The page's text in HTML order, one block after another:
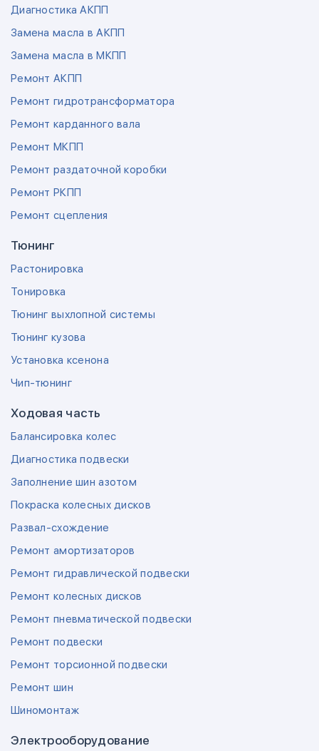
Диагностика АКПП
Замена масла в АКПП
Замена масла в МКПП
Ремонт АКПП
Ремонт гидротрансформатора
Ремонт карданного вала
Ремонт МКПП
Ремонт раздаточной коробки
Ремонт РКПП
Ремонт сцепления
Тюнинг
Растонировка
Тонировка
Тюнинг выхлопной системы
Тюнинг кузова
Установка ксенона
Чип-тюнинг
Ходовая часть
Балансировка колес
Диагностика подвески
Заполнение шин азотом
Покраска колесных дисков
Развал-схождение
Ремонт амортизаторов
Ремонт гидравлической подвески
Ремонт колесных дисков
Ремонт пневматической подвески
Ремонт подвески
Ремонт торсионной подвески
Ремонт шин
Шиномонтаж
Электрооборудование